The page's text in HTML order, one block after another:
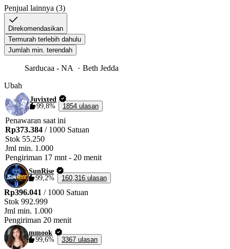
Penjual lainnya (3)
Direkomendasikan
Termurah terlebih dahulu
Jumlah min. terendah
Sarducaa - NA
Beth Jedda
Ubah
Juvixted
99,8%
1854 ulasan
Penawaran saat ini
Rp373.384 / 1000 Satuan
Stok 55.250
Jml min. 1.000
Pengiriman 17 mnt - 20 menit
SunRise
99,2%
160,316 ulasan
Rp396.041 / 1000 Satuan
Stok 992.999
Jml min. 1.000
Pengiriman 20 menit
mmook
99,6%
3367 ulasan